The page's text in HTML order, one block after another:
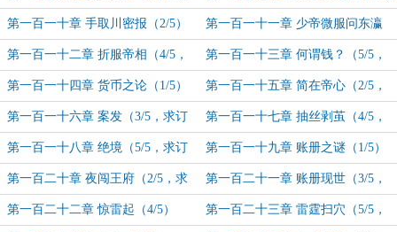
订阅） （1/5）
第一百一十章 手取川密报（2/5） 第一百一十一章 少帝微服问东瀛
（3/5）
第一百一十二章 折服帝相（4/5，
求订阅）
第一百一十三章 何谓钱？（5/5，
求订阅）
第一百一十四章 货币之论（1/5） 第一百一十五章 简在帝心（2/5，
求订阅）
第一百一十六章 案发（3/5，求订
阅）
第一百一十七章 抽丝剥茧（4/5，
求订阅）
第一百一十八章 绝境（5/5，求订
阅）
第一百一十九章 账册之谜（1/5）
第一百二十章 夜闯王府（2/5，求
订阅）
第一百二十一章 账册现世（3/5，
求订阅）
第一百二十二章 惊雷起（4/5） 第一百二十三章 雷霆扫穴（5/5，